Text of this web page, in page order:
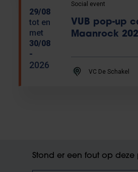
29/08
tot en
met
30/08
-
2026
Social event
VUB pop-up
Maanrock
VC De Schakel
Stond er een fout op deze